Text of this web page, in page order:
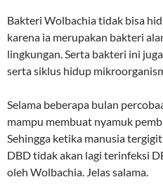
Bakteri Wolbachia tidak bisa
karena ia merupakan bakteri
lingkungan. Serta bakteri ini
serta siklus hidup
Selama beberapa bulan
mampu membuat nyamuk
Sehingga ketika manusia
DBD tidak akan lagi terinfeksi
oleh Wolbachia. Jelas salama.